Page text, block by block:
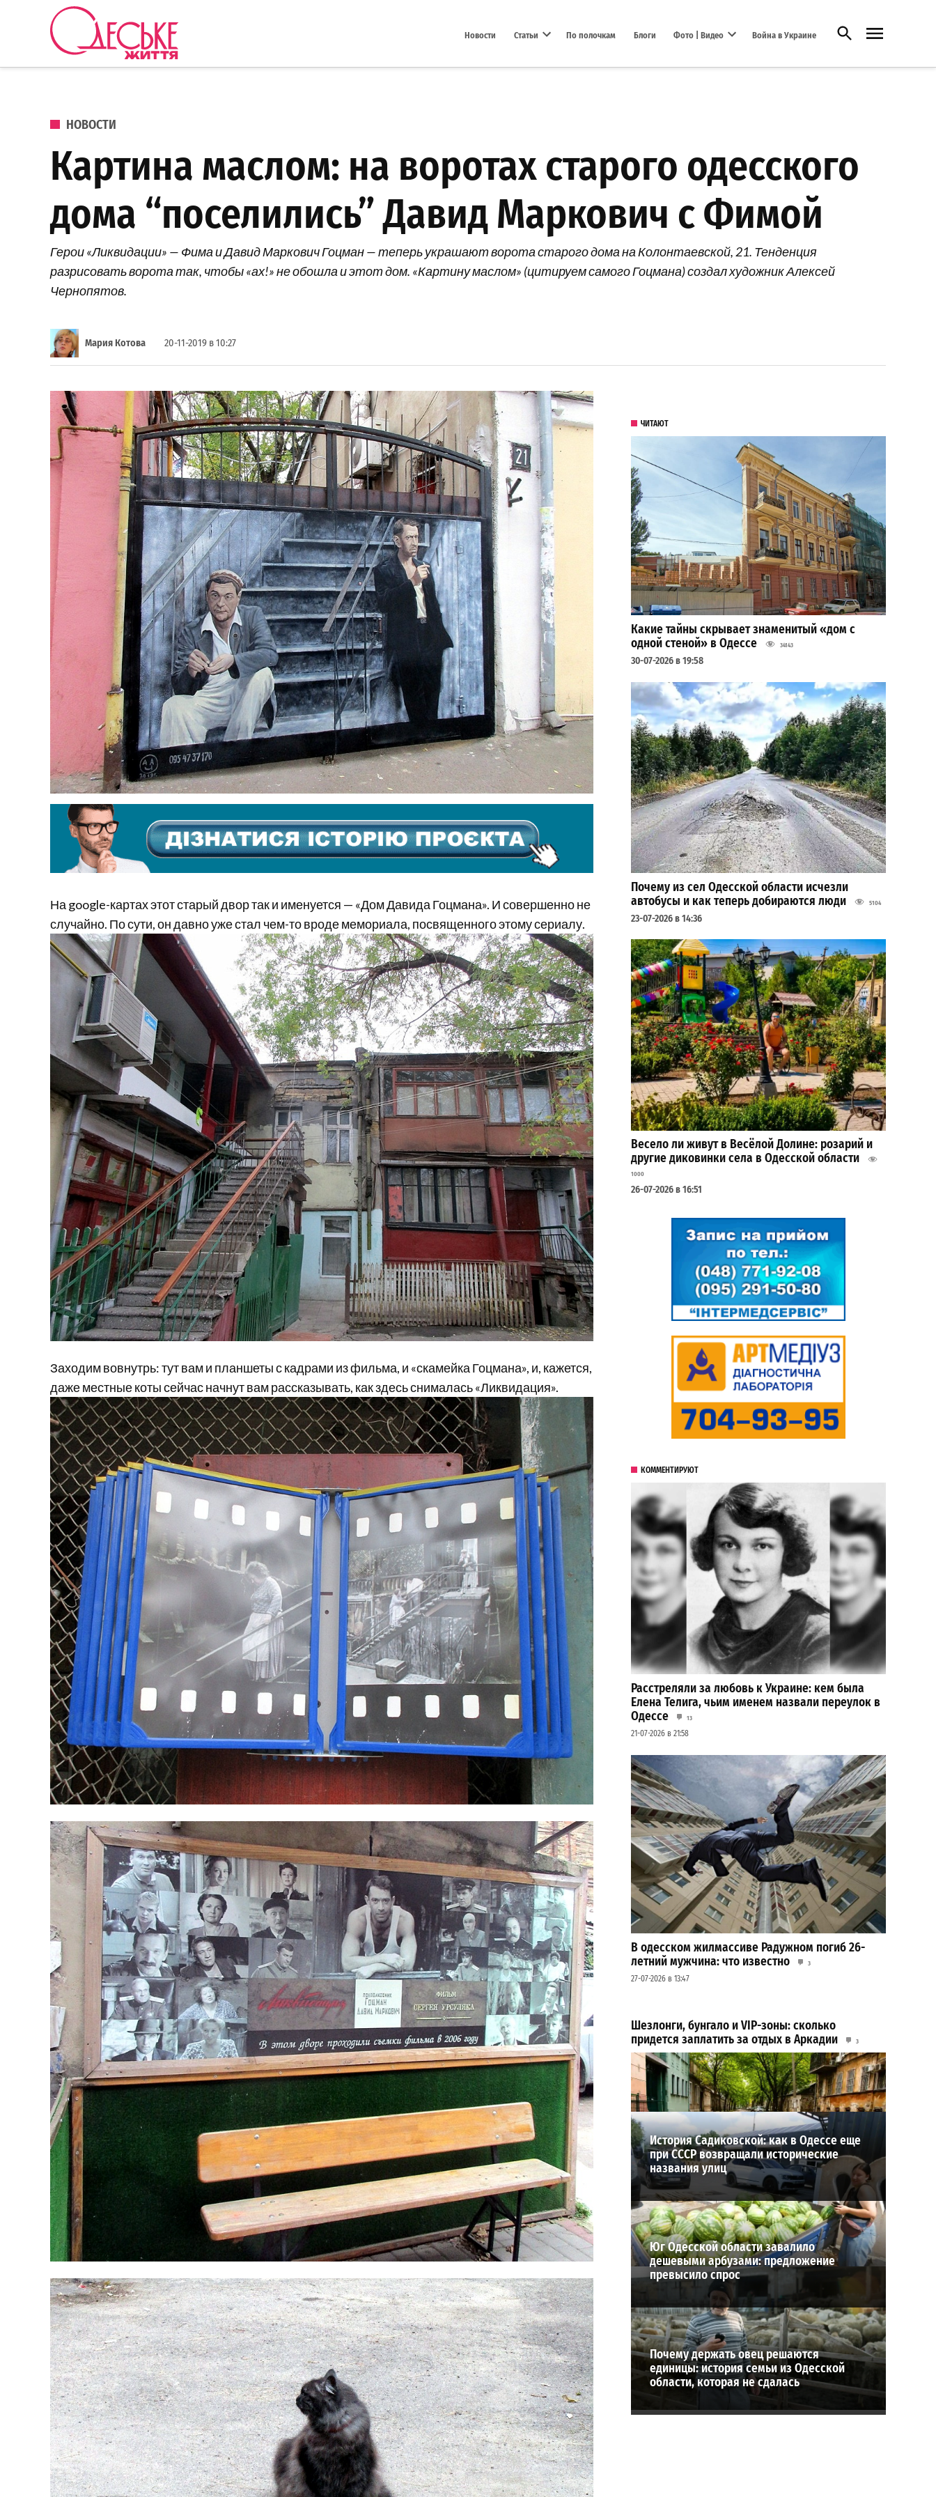
Перейти к содержанию
Новости Статьи По полочкам Блоги Фото | Видео Война в Украине Открыть поиск
ОПУБЛИКОВАНО В
НОВОСТИ
Картина маслом: на воротах старого одесского
дома “поселились” Давид Маркович с Фимой
Герои «Ликвидации» — Фима и Давид Маркович Гоцман — теперь украшают ворота старого дома на Колонтаевской, 21. Тенденция
разрисовать ворота так, чтобы «ах!» не обошла и этот дом. «Картину маслом» (цитируем самого Гоцмана) создал художник Алексей
Чернопятов.
Мария Котова 20-11-2019 в 10:27
На google-картах этот старый двор так и именуется — «Дом Давида Гоцмана». И совершенно не
случайно. По сути, он давно уже стал чем-то вроде мемориала, посвященного этому сериалу.
Заходим вовнутрь: тут вам и планшеты с кадрами из фильма, и «скамейка Гоцмана», и, кажется,
даже местные коты сейчас начнут вам рассказывать, как здесь снималась «Ликвидация».
ЧИТАЮТ
Какие тайны скрывает знаменитый «дом с
одной стеной» в Одессе
34143
30-07-2026 в 19:58
Почему из сел Одесской области исчезли
автобусы и как теперь добираются люди
5104
23-07-2026 в 14:36
Весело ли живут в Весёлой Долине: розарий и
другие диковинки села в Одесской области
1000
26-07-2026 в 16:51
КОММЕНТИРУЮТ
Расстреляли за любовь к Украине: кем была
Елена Телига, чьим именем назвали переулок в
Одессе
13
21-07-2026 в 21:58
В одесском жилмассиве Радужном погиб 26-
летний мужчина: что известно
3
27-07-2026 в 13:47
Шезлонги, бунгало и VIP-зоны: сколько
придется заплатить за отдых в Аркадии
3
21-07-2026 в 19:23
ВИБОР РЕДАКЦИИ
История Садиковской: как в Одессе еще
при СССР возвращали исторические
названия улиц
Юг Одесской области завалило
дешевыми арбузами: предложение
превысило спрос
Почему держать овец решаются
единицы: история семьи из Одесской
области, которая не сдалась